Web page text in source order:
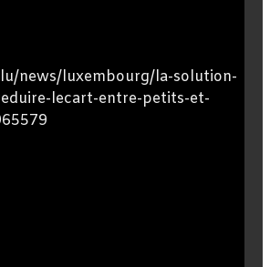
news/luxembourg/la-solution-
lecart-entre-petits-et-